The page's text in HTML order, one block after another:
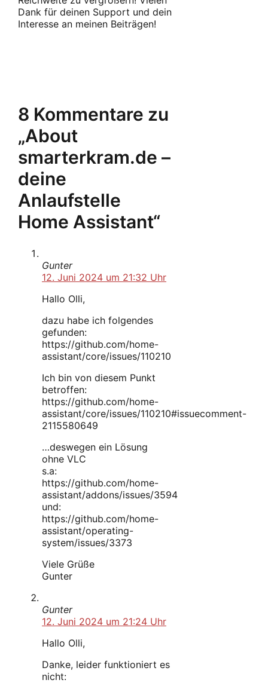
Dank für deinen Support und dein
Interesse an meinen Beiträgen!
8 Kommentare zu
„About
smarterkram.de –
deine
Anlaufstelle
Home Assistant“
Gunter
12. Juni 2024 um 21:32 Uhr
Hallo Olli,
dazu habe ich folgendes
gefunden:
https://github.com/home-
assistant/core/issues/110210
Ich bin von diesem Punkt
betroffen:
https://github.com/home-
assistant/core/issues/110210#issuecomment-
2115580649
…deswegen ein Lösung
ohne VLC
s.a:
https://github.com/home-
assistant/addons/issues/3594
und:
https://github.com/home-
assistant/operating-
system/issues/3373
Viele Grüße
Gunter
Gunter
12. Juni 2024 um 21:24 Uhr
Hallo Olli,
Danke, leider funktioniert es
nicht: